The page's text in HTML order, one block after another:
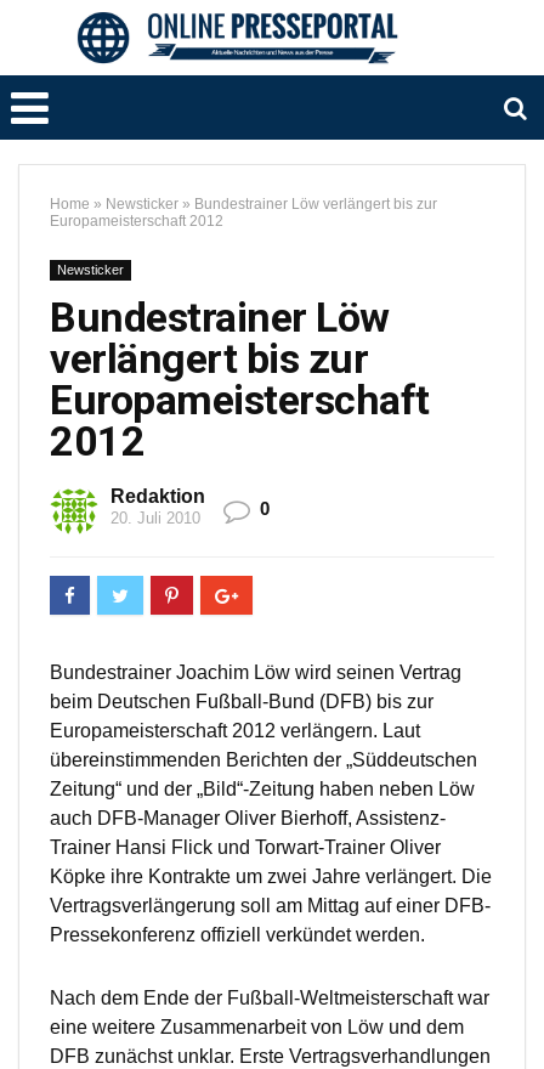
Home » Newsticker » Bundestrainer Löw verlängert bis zur
Europameisterschaft 2012
Newsticker
Bundestrainer Löw
verlängert bis zur
Europameisterschaft
2012
Redaktion
20. Juli 2010 0
Bundestrainer Joachim Löw wird seinen Vertrag
beim Deutschen Fußball-Bund (DFB) bis zur
Europameisterschaft 2012 verlängern. Laut
übereinstimmenden Berichten der „Süddeutschen
Zeitung“ und der „Bild“-Zeitung haben neben Löw
auch DFB-Manager Oliver Bierhoff, Assistenz-
Trainer Hansi Flick und Torwart-Trainer Oliver
Köpke ihre Kontrakte um zwei Jahre verlängert. Die
Vertragsverlängerung soll am Mittag auf einer DFB-
Pressekonferenz offiziell verkündet werden.
Nach dem Ende der Fußball-Weltmeisterschaft war
eine weitere Zusammenarbeit von Löw und dem
DFB zunächst unklar. Erste Vertragsverhandlungen